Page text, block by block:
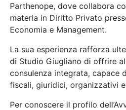
Parthenope, dove collabora
materia in Diritto Privato
Economia e Management.
La sua esperienza rafforza
di Studio Giugliano di offrire
consulenza integrata, capace
fiscali, giuridici, organizzativi
Per conoscere il profilo